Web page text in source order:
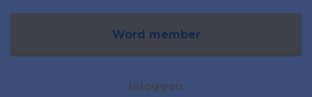
Word member
Inloggen